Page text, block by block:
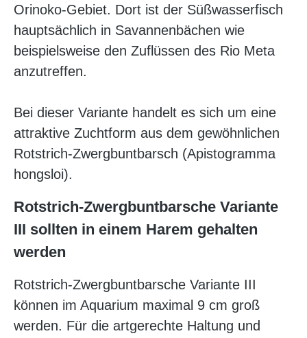
Orinoko-Gebiet. Dort ist der Süßwasserfisch
hauptsächlich in Savannenbächen wie
beispielsweise den Zuflüssen des Rio Meta
anzutreffen.
Bei dieser Variante handelt es sich um eine
attraktive Zuchtform aus dem gewöhnlichen
Rotstrich-Zwergbuntbarsch (Apistogramma
hongsloi).
Rotstrich-Zwergbuntbarsche Variante
III sollten in einem Harem gehalten
werden
Rotstrich-Zwergbuntbarsche Variante III
können im Aquarium maximal 9 cm groß
werden. Für die artgerechte Haltung und